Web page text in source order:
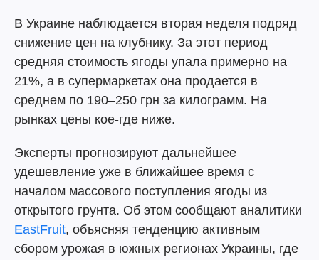
В Украине наблюдается вторая неделя подряд
снижение цен на клубнику. За этот период
средняя стоимость ягоды упала примерно на
21%, а в супермаркетах она продается в
среднем по 190–250 грн за килограмм. На
рынках цены кое-где ниже.
Эксперты прогнозируют дальнейшее
удешевление уже в ближайшее время с
началом массового поступления ягоды из
открытого грунта. Об этом сообщают аналитики
EastFruit, объясняя тенденцию активным
сбором урожая в южных регионах Украины, где